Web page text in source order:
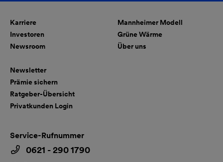
Karriere
Investoren
Newsroom
Mannheimer Modell
Grüne Wärme
Über uns
Newsletter
Prämie sichern
Ratgeber-Übersicht
Privatkunden Login
Service-Rufnummer
0621 - 290 1790